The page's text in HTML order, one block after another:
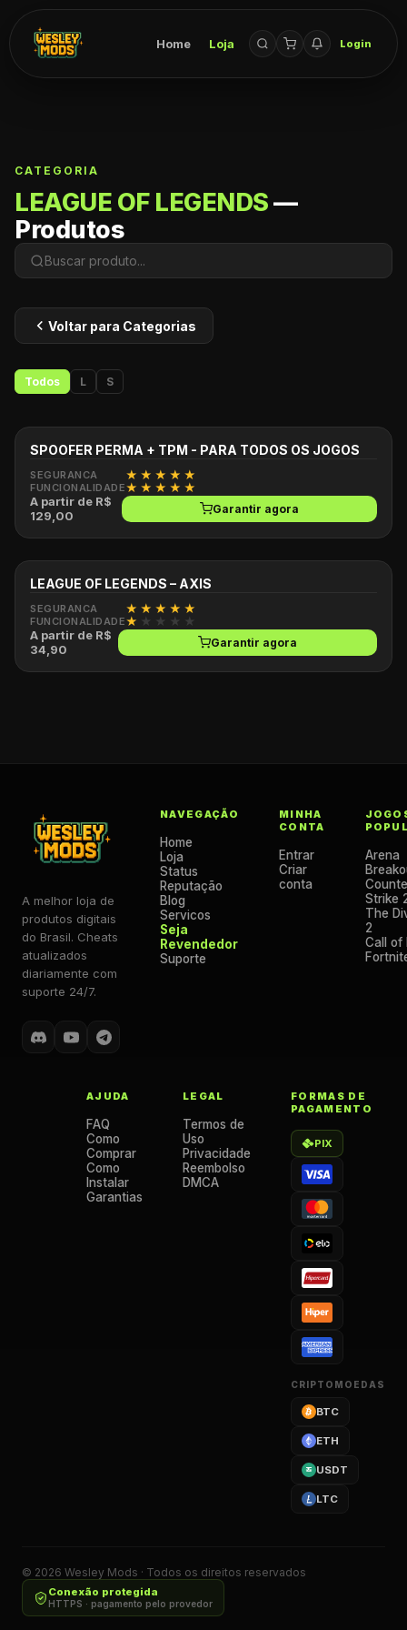
Home Loja Login
CATEGORIA
LEAGUE OF LEGENDS—
Produtos
Voltar para Categorias
Todos L S
ATUALIZADO
SPOOFER PERMA + TPM - PARA TODOS OS JOGOS
SEGURANCA ★ ★ ★ ★ ★
FUNCIONALIDADE★ ★ ★ ★ ★
A partir de R$
129,00
Garantir agora
ATUALIZADO
LEAGUE OF LEGENDS – AXIS
SEGURANCA ★ ★ ★ ★ ★
FUNCIONALIDADE★ ★ ★ ★ ★
A partir de R$
34,90
Garantir agora
A melhor loja de
produtos digitais
do Brasil. Cheats
atualizados
diariamente com
suporte 24/7.
NAVEGAÇÃO
Home
Loja
Status
Reputação
Blog
Servicos
Seja
Revendedor
Suporte
MINHA
CONTA
Entrar
Criar
conta
Arena
Strike
The
2
Call of
AJUDA
FAQ
Como
Comprar
Como
Instalar
Garantias
LEGAL
Termos de
Uso
Privacidade
Reembolso
DMCA
FORMAS DE
PAGAMENTO
PIX
CRIPTOMOEDAS
BTC
ETH
USDT
LTC
© 2026 Wesley Mods · Todos os direitos reservados
Conexão protegida
HTTPS · pagamento pelo provedor